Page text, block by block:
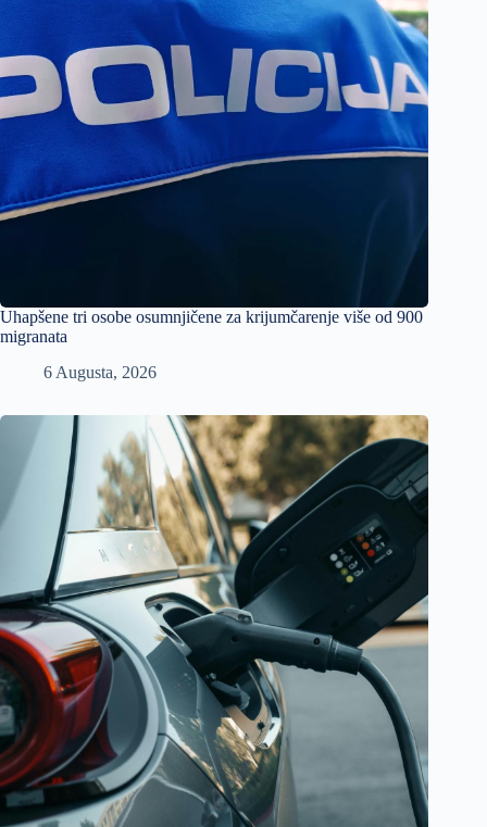
Uhapšene tri osobe osumnjičene za krijumčarenje više od 900
migranata
6 Augusta, 2026